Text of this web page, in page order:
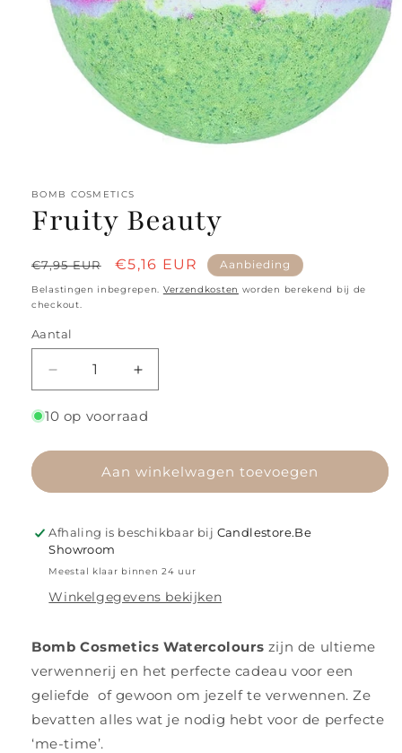
openen
modaal
BOMB COSMETICS
Fruity Beauty
Normale
prijs
€7,95 EUR Aanbiedingsprijs
€5,16 EUR Aanbieding
Belastingen inbegrepen. Verzendkosten worden berekend bij de
checkout.
Aantal
Aantal
verlagen
voor
Beauty
Aantal
verhogen
voor
Beauty
10 op voorraad
Aan winkelwagen toevoegen
Afhaling is beschikbaar bij Candlestore.Be
Showroom
Meestal klaar binnen 24 uur
Winkelgegevens bekijken
Bomb Cosmetics Watercolours zijn de ultieme
verwennerij en het perfecte cadeau voor een
geliefde of gewoon om jezelf te verwennen. Ze
bevatten alles wat je nodig hebt voor de perfecte
‘me-time’.